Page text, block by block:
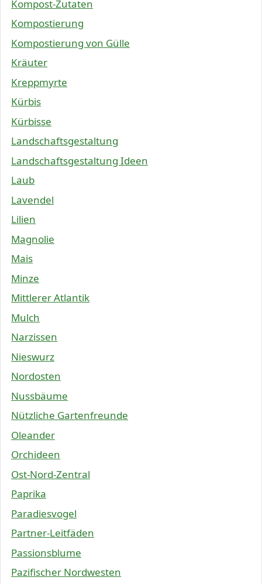
Kompost-Zutaten
Kompostierung
Kompostierung von Gülle
Kräuter
Kreppmyrte
Kürbis
Kürbisse
Landschaftsgestaltung
Landschaftsgestaltung Ideen
Laub
Lavendel
Lilien
Magnolie
Mais
Minze
Mittlerer Atlantik
Mulch
Narzissen
Nieswurz
Nordosten
Nussbäume
Nützliche Gartenfreunde
Oleander
Orchideen
Ost-Nord-Zentral
Paprika
Paradiesvogel
Partner-Leitfäden
Passionsblume
Pazifischer Nordwesten